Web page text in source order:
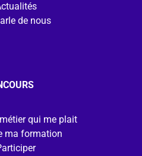
de nous
qui me plait
ma formation